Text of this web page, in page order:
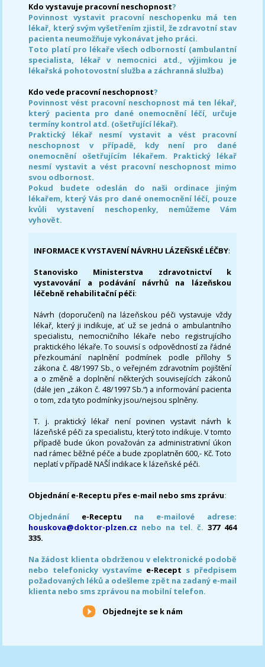
Kdo vystavuje pracovní neschopnost?
Povinnost vystavit pracovní neschopenku má ten
lékař, který svým vyšetřením zjistil, že zdravotní stav
pacienta neumožňuje vykonávat jeho práci.
Toto platí pro lékaře všech odborností (ambulantní
specialista, lékař v nemocnici atd., výjimkou je
lékařská pohotovostní služba a záchranná služba)
Kdo vede pracovní neschopnost?
Povinnost vést pracovní neschopnost má ten lékař,
který pacienta pro dané onemocnění léčí, určuje
termíny kontrol atd. (ošetřující lékař).
Praktický lékař nesmí vystavit a vést pracovní
neschopnost v případě, kdy není pro dané
onemocnění ošetřujícím lékařem. Praktický lékař
nesmí vystavit a vést pracovní neschopnost mimo
svou odbornost.
Pokud budete odeslán do naši ordinace jiným
lékařem, který Vás pro dané onemocnění léčí, pouze
kvůli vystavení neschopenky, nemůžeme Vám
vyhovět.
INFORMACE K VYSTAVENÍ NÁVRHU LÁZEŇSKÉ LÉČBY:
Stanovisko Ministerstva zdravotnictví k
vystavování a podávání návrhů na lázeňskou
léčebně rehabilitační péči:
Návrh (doporučení) na lázeňskou péči vystavuje vždy
lékař, který ji indikuje, ať už se jedná o ambulantního
specialistu, nemocničního lékaře nebo registrujícího
praktického lékaře. To souvisí s odpovědností za řádné
přezkoumání naplnění podmínek podle přílohy 5
zákona č. 48/1997 Sb., o veřejném zdravotním pojištění
a o změně a doplnění některých souvisejících zákonů
(dále jen „zákon č. 48/1997 Sb.“) a informování pacienta
o tom, zda tyto podmínky jsou/nejsou splněny.
T. j. praktický lékař není povinen vystavit návrh k
lázeňské péči za specialistu, který toto indikuje. V tomto
případě bude úkon považován za administrativní úkon
nad rámec běžné péče a bude zpoplatněn 600,- Kč. Toto
neplatí v případě NAŠÍ indikace k lázeňské péči.
Objednání e-Receptu přes e-mail nebo sms zprávu:
Objednání e-Receptu na e-mailové adrese:
houskova@doktor-plzen.cz nebo na tel. č. 377 464
335.
Na žádost klienta obdrženou v elektronické podobě
nebo telefonicky vystavíme e-Recept s předpisem
požadovaných léků a odešleme zpět na zadaný e-mail
klienta nebo sms zprávou na mobilní telefon.
Objednejte se k nám